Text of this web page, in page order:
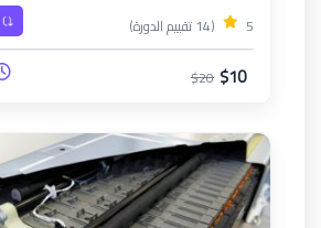
5 (14 تقييم الدورة)
$10
$20